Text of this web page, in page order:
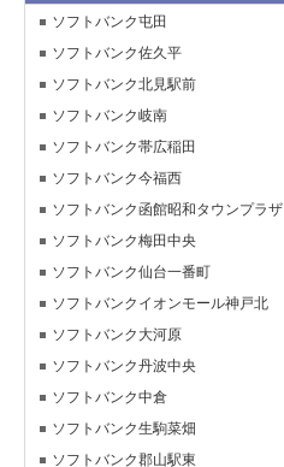
ソフトバンク屯田
ソフトバンク佐久平
ソフトバンク北見駅前
ソフトバンク岐南
ソフトバンク帯広稲田
ソフトバンク今福西
ソフトバンク函館昭和タウンプラザ
ソフトバンク梅田中央
ソフトバンク仙台一番町
ソフトバンクイオンモール神戸北
ソフトバンク大河原
ソフトバンク丹波中央
ソフトバンク中倉
ソフトバンク生駒菜畑
ソフトバンク郡山駅東